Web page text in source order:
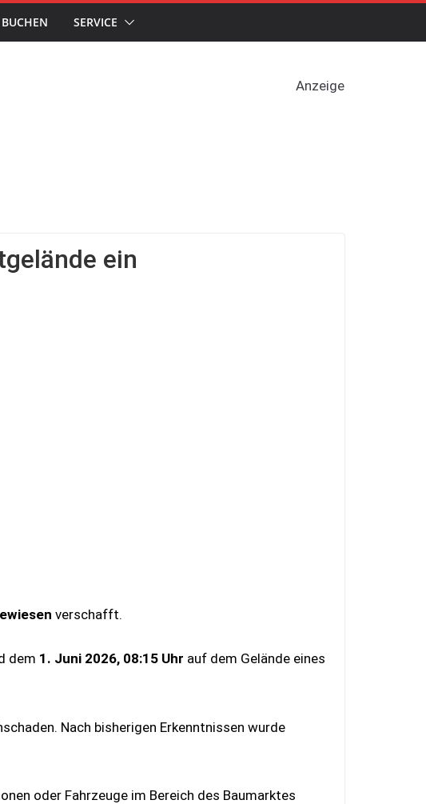
Anzeige
SERVICE
ein
verschafft.
dem 1. Juni 2026, 08:15 Uhr auf dem Gelände eines
Nach bisherigen Erkenntnissen wurde
oder Fahrzeuge im Bereich des Baumarktes